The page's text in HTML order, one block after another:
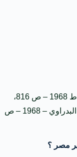
راجع : الوسيط – 9 – للدكتور السنهوري – ط 1968 – ص 816،
والحقوق العينية الأصلية – للدكتور عبدالمنعم البدراوي – 1968 – ص
مصر ؟